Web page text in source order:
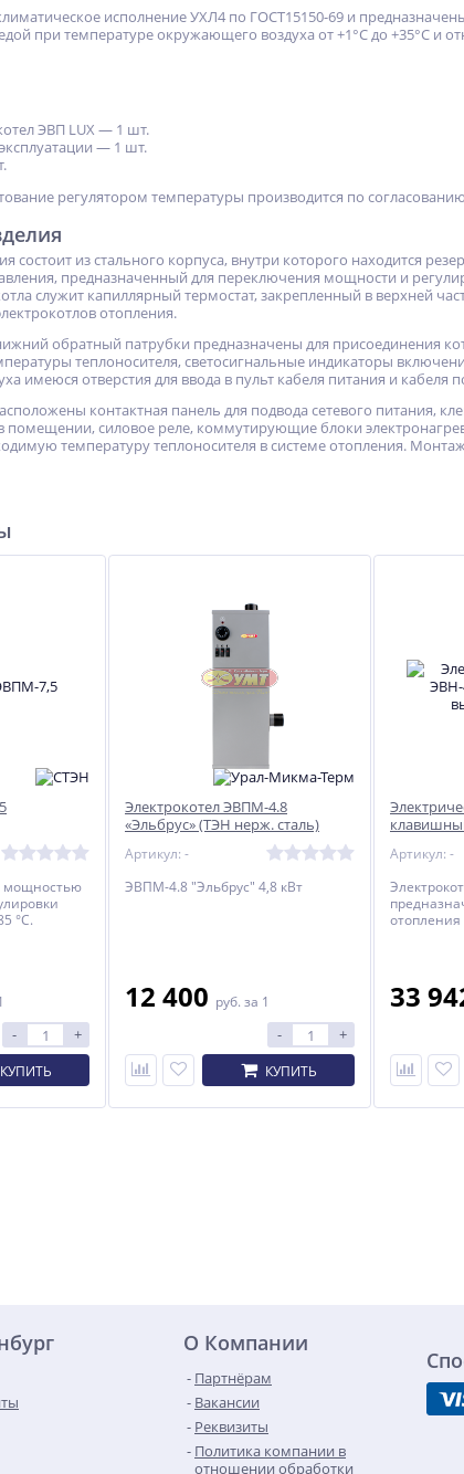
-12%
ХИТ
отопительный Zeus (Зевс)
руб. руб.
исполнение УХЛ4 по ГОСТ15150-69 и
при температуре окружающего воздуха от +1°С до +35°С и
ЭВП LUX — 1 шт.
— 1 шт.
регулятором температуры производится по
состоит из стального корпуса, внутри которого находится
предназначенный для переключения мощности и
служит капиллярный термостат, закрепленный в верхней
oтoплeния.
обратный патрубки предназначены для присоединения
теплоносителя, светосигнальные индикаторы
имеюся отверстия для ввода в пульт кабеля питания и
контактная панель для подвода сетевого питания,
помещении, силовое реле, коммутирующие блоки
температуру теплоносителя в системе oтoплeния.
мощностью
°С.
- +
КУПИТЬ
Электрокотел ЭВПМ-4.8
«Эльбрус» (ТЭН нерж. сталь)
Артикул: -
ЭВПМ-4.8 "Эльбрус" 4,8 кВт
12 400 руб. за 1
- +
КУПИТЬ
Артикул: -
33
О Компании
Партнёрам
Вакансии
Реквизиты
Политика компании в
отношении обработки